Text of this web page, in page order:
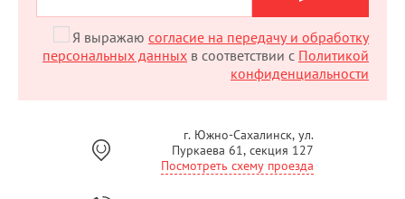
Я выражаю согласие на передачу и обработку
персональных данных в соответствии с Политикой
конфиденциальности
г. Южно-Сахалинск, ул.
Пуркаева 61, секция 127
Посмотреть схему проезда